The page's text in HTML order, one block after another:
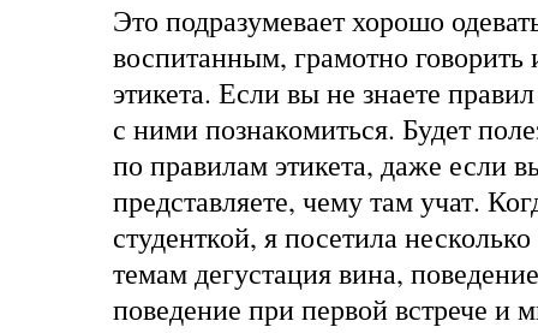
Это подразумевает хорошо
воспитанным, грамотно говорить
этикета. Если вы не знаете
с ними познакомиться. Будет
по правилам этикета, даже если
представляете, чему там учат.
студенткой, я посетила
темам дегустация вина,
поведение при первой встрече и